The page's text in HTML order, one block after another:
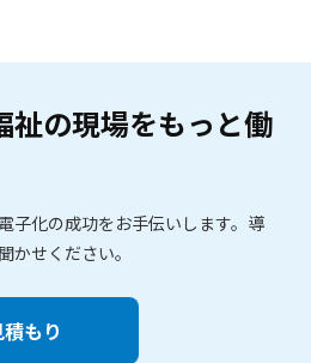
祉の現場をもっと働
子化の成功をお手伝いします。 導
かせください。
もり